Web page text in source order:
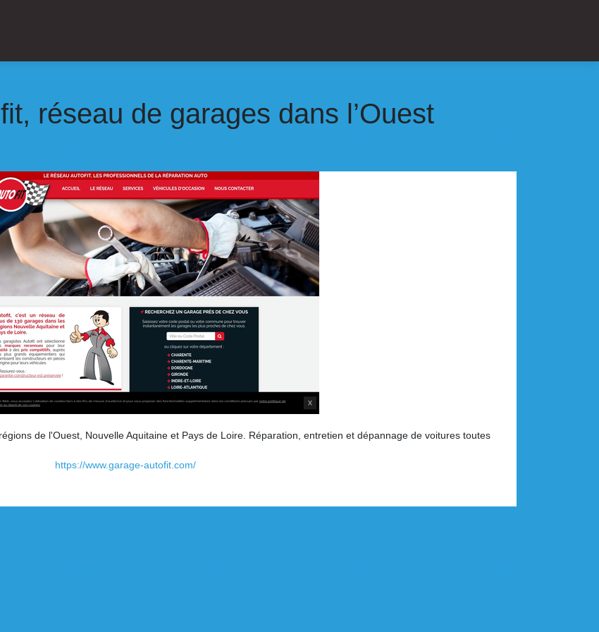
réseau de garages dans l’Ouest
de l'Ouest, Nouvelle Aquitaine et Pays de Loire. Réparation, entretien et dépannage de voitures toutes
https://www.garage-autofit.com/